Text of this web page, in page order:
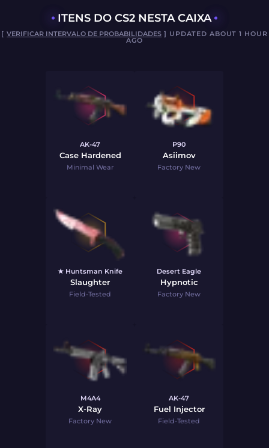
ITENS DO CS2 NESTA CAIXA
[VERIFICAR INTERVALO DE PROBABILIDADES ] UPDATED ABOUT 1 HOUR
AGO
AK-47
Case Hardened
Minimal Wear
P90
Asiimov
Factory New
★ Huntsman Knife
Slaughter
Field-Tested
Desert Eagle
Hypnotic
Factory New
M4A4
X-Ray
Factory New
AK-47
Fuel Injector
Field-Tested